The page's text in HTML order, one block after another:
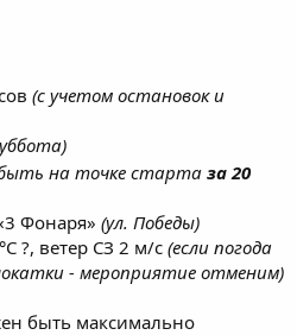
(с учетом остановок и
на точке старта за 20
Фонаря» (ул. Победы)
?, ветер СЗ 2 м/с (если погода
- мероприятие отменим)
быть максимально